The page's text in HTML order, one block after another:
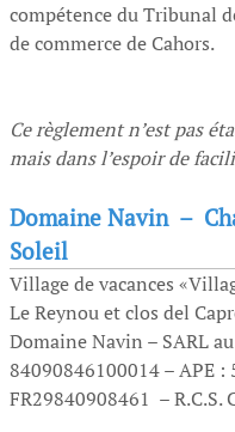
compétence du Tribunal
de commerce de Cahors.
Ce règlement n’est pas
mais dans l’espoir de
Domaine Navin –
Soleil
Village de vacances
Le Reynou et clos del
Domaine Navin – SARL
84090846100014 – APE
FR29840908461 – R.C.S.